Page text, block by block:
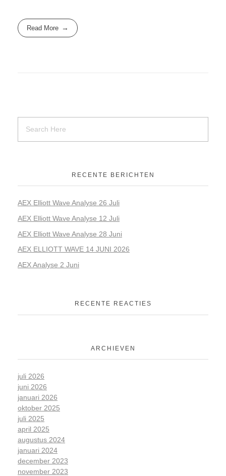
Read More
RECENTE BERICHTEN
AEX Elliott Wave Analyse 26 Juli
AEX Elliott Wave Analyse 12 Juli
AEX Elliott Wave Analyse 28 Juni
AEX ELLIOTT WAVE 14 JUNI 2026
AEX Analyse 2 Juni
RECENTE REACTIES
ARCHIEVEN
juli 2026
juni 2026
januari 2026
oktober 2025
juli 2025
april 2025
augustus 2024
januari 2024
december 2023
november 2023